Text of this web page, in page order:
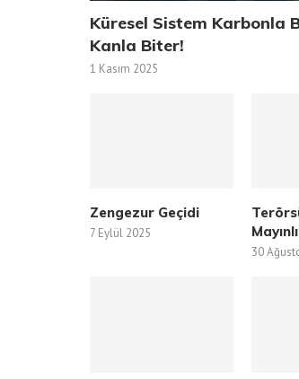
Küresel Sistem Karbonla
Kanla Biter!
1 Kasım 2025
Zengezur Geçidi
7 Eylül 2025
30